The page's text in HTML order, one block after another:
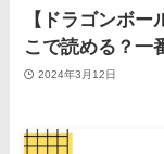
【ドラゴンボ
こで読める？一
2024年3月12日